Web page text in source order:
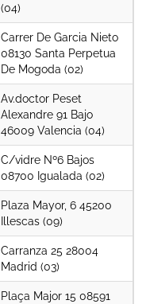
(04)
Carrer De Garcia Nieto
08130 Santa Perpetua
De Mogoda (02)
Av.doctor Peset
Alexandre 91 Bajo
46009 Valencia (04)
C/vidre Nº6 Bajos
08700 Igualada (02)
Plaza Mayor, 6 45200
Illescas (09)
Carranza 25 28004
Madrid (03)
Plaça Major 15 08591